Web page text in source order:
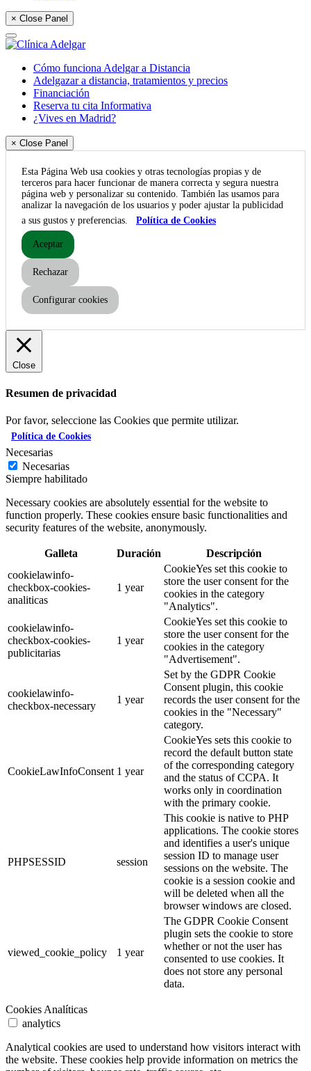
× Close Panel
Cómo funciona Adelgar a Distancia
Adelgazar a distancia, tratamientos y precios
Financiación
Reserva tu cita Informativa
¿Vives en Madrid?
× Close Panel
Esta Página Web usa cookies y otras tecnologías propias y de
terceros para hacer funcionar de manera correcta y segura nuestra
página web y personalizar su contenido. También las usamos para
analizar la navegación de los usuarios y poder ajustar la publicidad
a sus gustos y preferencias.
Política de Cookies
Aceptar
Rechazar
Configurar cookies
Close
Resumen de privacidad
Por favor, seleccione las Cookies que permite utilizar.
Política de Cookies
Necesarias
Necesarias
Siempre habilitado
Necessary cookies are absolutely essential for the website to
function properly. These cookies ensure basic functionalities and
security features of the website, anonymously.
Galleta Duración
Descripción
cookielawinfo-
checkbox-cookies-
analiticas
1 year
CookieYes set this cookie to
store the user consent for the
cookies in the category
"Analytics".
cookielawinfo-
checkbox-cookies-
publicitarias
1 year
CookieYes set this cookie to
store the user consent for the
cookies in the category
"Advertisement".
cookielawinfo-
checkbox-necessary
1 year
Set by the GDPR Cookie
Consent plugin, this cookie
records the user consent for the
cookies in the "Necessary"
category.
CookieLawInfoConsent 1 year
CookieYes sets this cookie to
record the default button state
of the corresponding category
and the status of CCPA. It
works only in coordination
with the primary cookie.
PHPSESSID session
This cookie is native to PHP
applications. The cookie stores
and identifies a user's unique
session ID to manage user
sessions on the website. The
cookie is a session cookie and
will be deleted when all the
browser windows are closed.
viewed_cookie_policy 1 year
The GDPR Cookie Consent
plugin sets the cookie to store
whether or not the user has
consented to use cookies. It
does not store any personal
data.
Cookies Analíticas
analytics
Analytical cookies are used to understand how visitors interact with
the website. These cookies help provide information on metrics the